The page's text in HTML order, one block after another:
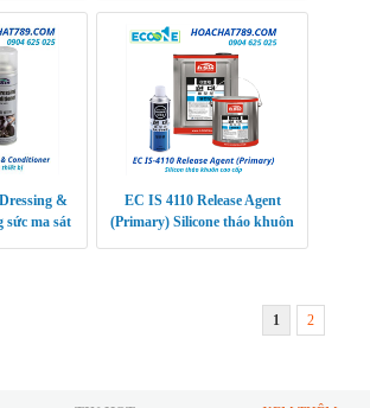
gỗ và thép
&
sức ma sát
EC IS 4110 Release Agent
(Primary) Silicone tháo khuôn
1 2